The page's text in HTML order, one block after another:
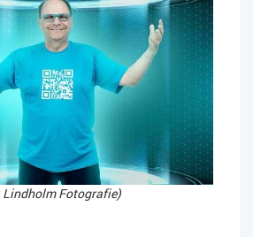
Fotografie)